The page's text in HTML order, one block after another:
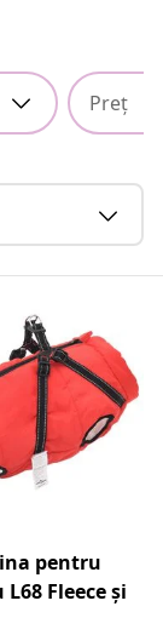
Preț
pentru
L68 Fleece și